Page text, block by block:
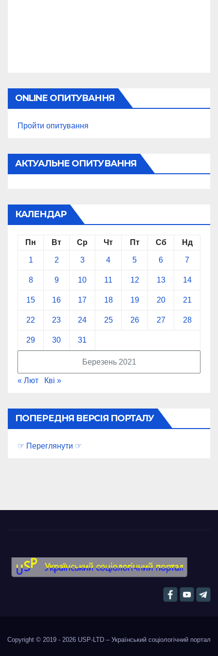
ONLINE ОПИТУВАННЯ
Пройти опитування
АКТУАЛЬНЕ ОПИТУВАННЯ
КАЛЕНДАР
Березень 2021
Пн Вт Ср Чт Пт Сб Нд
1 2 3 4 5 6 7
8 9 10 11 12 13 14
15 16 17 18 19 20 21
22 23 24 25 26 27 28
29 30 31
« Лют Кві »
ПОПЕРЕДНЯ ВЕРСІЯ ПОРТАЛУ
☞ Переглянути ☞
Copyright © 2019 - 2026 USP-LTD – Український соціологічний портал